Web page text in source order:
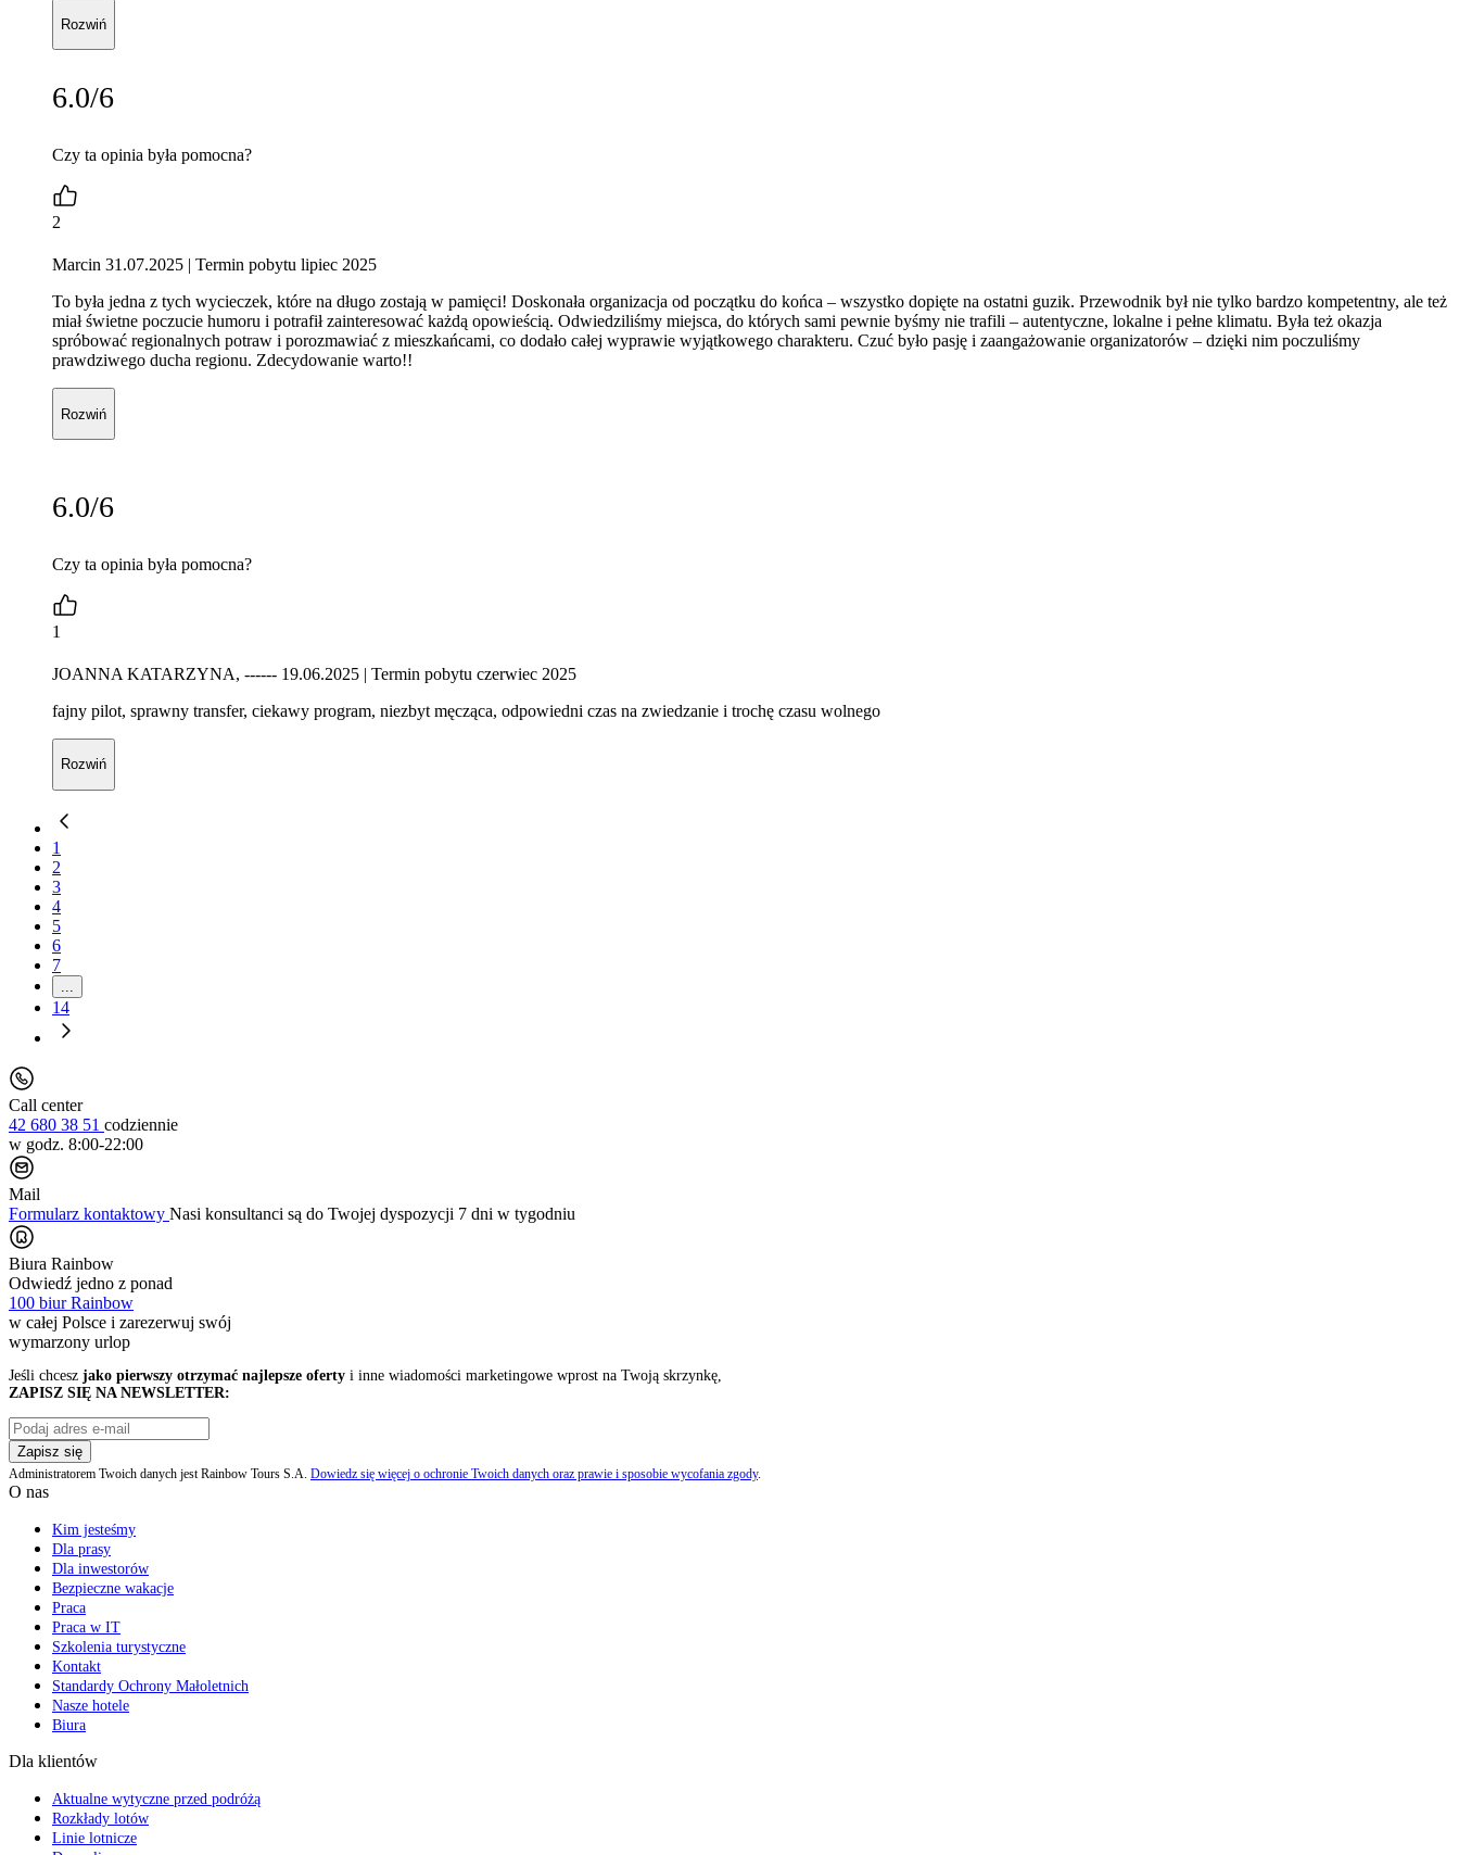
Rozwiń
6.0/6
Czy ta opinia była pomocna?
2
Marcin 31.07.2025 | Termin pobytu lipiec 2025
To była jedna z tych wycieczek, które na długo zostają w pamięci! Doskonała organizacja od początku do końca – wszystko dopięte na ostatni guzik. Przewodnik był nie tylko bardzo kompetentny, ale też
miał świetne poczucie humoru i potrafił zainteresować każdą opowieścią. Odwiedziliśmy miejsca, do których sami pewnie byśmy nie trafili – autentyczne, lokalne i pełne klimatu. Była też okazja
spróbować regionalnych potraw i porozmawiać z mieszkańcami, co dodało całej wyprawie wyjątkowego charakteru. Czuć było pasję i zaangażowanie organizatorów – dzięki nim poczuliśmy
prawdziwego ducha regionu. Zdecydowanie warto!!
Rozwiń
6.0/6
Czy ta opinia była pomocna?
1
JOANNA KATARZYNA, ------ 19.06.2025 | Termin pobytu czerwiec 2025
fajny pilot, sprawny transfer, ciekawy program, niezbyt męcząca, odpowiedni czas na zwiedzanie i trochę czasu wolnego
Rozwiń
1
2
3
4
5
6
7
14
Call center
42 680 38 51 codziennie
w godz. 8:00-22:00
Mail
Formularz kontaktowy Nasi konsultanci są do Twojej dyspozycji 7 dni w tygodniu
Biura Rainbow
Odwiedź jedno z ponad
100 biur Rainbow
w całej Polsce i zarezerwuj swój
wymarzony urlop
Jeśli chcesz jako pierwszy otrzymać najlepsze oferty i inne wiadomości marketingowe wprost na Twoją skrzynkę,
ZAPISZ SIĘ NA NEWSLETTER:
Zapisz się
Administratorem Twoich danych jest Rainbow Tours S.A. Dowiedz się więcej o ochronie Twoich danych oraz prawie i sposobie wycofania zgody.
O nas
Kim jesteśmy
Dla prasy
Dla inwestorów
Bezpieczne wakacje
Praca
Praca w IT
Szkolenia turystyczne
Kontakt
Standardy Ochrony Małoletnich
Nasze hotele
Biura
Dla klientów
Aktualne wytyczne przed podróżą
Rozkłady lotów
Linie lotnicze